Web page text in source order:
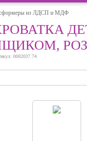
из ЛДСП и МДФ
0002037.74